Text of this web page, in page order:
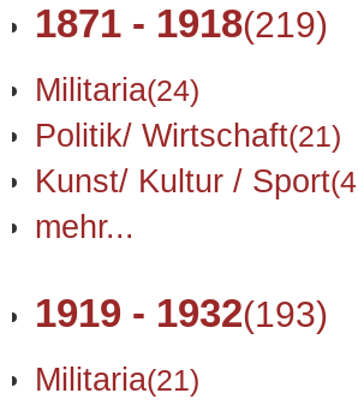
1871 - 1918(219)
Militaria(24)
Politik/ Wirtschaft(21)
Kunst/ Kultur / Sport
mehr...
1919 - 1932(193)
Militaria(21)